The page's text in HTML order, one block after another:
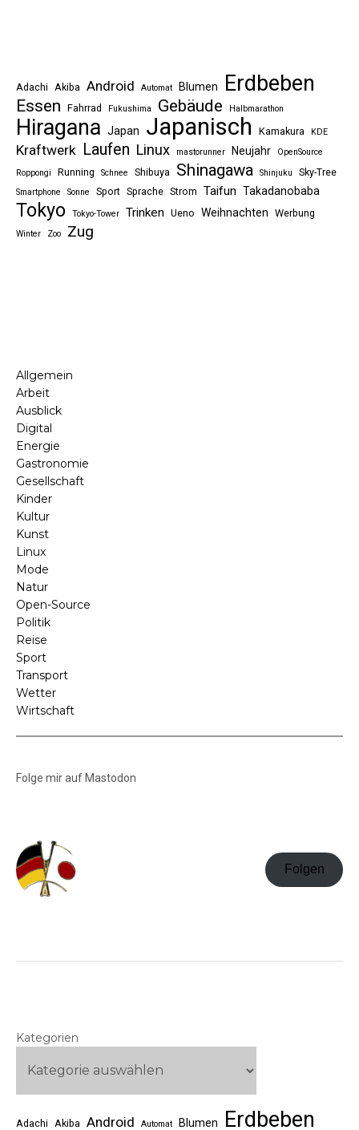
Adachi Akiba Android Automat Blumen Erdbeben
Essen Fahrrad Fukushima Gebäude Halbmarathon
Hiragana Japan Japanisch Kamakura KDE
Kraftwerk Laufen Linux mastorunner Neujahr
OpenSource
Roppongi
Running Schnee Shibuya Shinagawa Shinjuku Sky-Tree
Smartphone Sonne Sport Sprache Strom Taifun Takadanobaba
Tokyo Tokyo-Tower Trinken Ueno Weihnachten Werbung
Winter Zoo Zug
Allgemein
Arbeit
Ausblick
Digital
Energie
Gastronomie
Gesellschaft
Kinder
Kultur
Kunst
Linux
Mode
Natur
Open-Source
Politik
Reise
Sport
Transport
Wetter
Wirtschaft
Folge mir auf Mastodon
Folgen
Kategorien
Adachi Akiba Android Automat Blumen Erdbeben